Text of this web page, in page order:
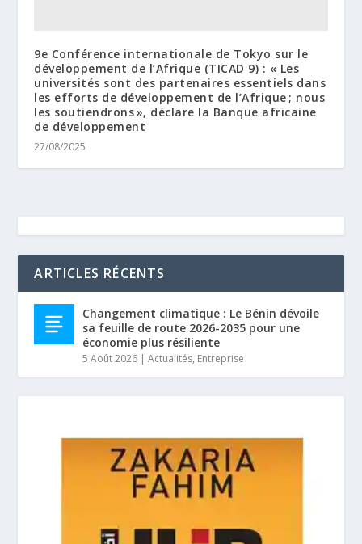
9e Conférence internationale de Tokyo sur le
développement de l’Afrique (TICAD 9) : « Les
universités sont des partenaires essentiels dans
les efforts de développement de l’Afrique ; nous
les soutiendrons », déclare la Banque africaine
de développement
27/08/2025
ARTICLES RÉCENTS
Changement climatique : Le Bénin dévoile
sa feuille de route 2026-2035 pour une
économie plus résiliente
5 Août 2026 |Actualités, Entreprise